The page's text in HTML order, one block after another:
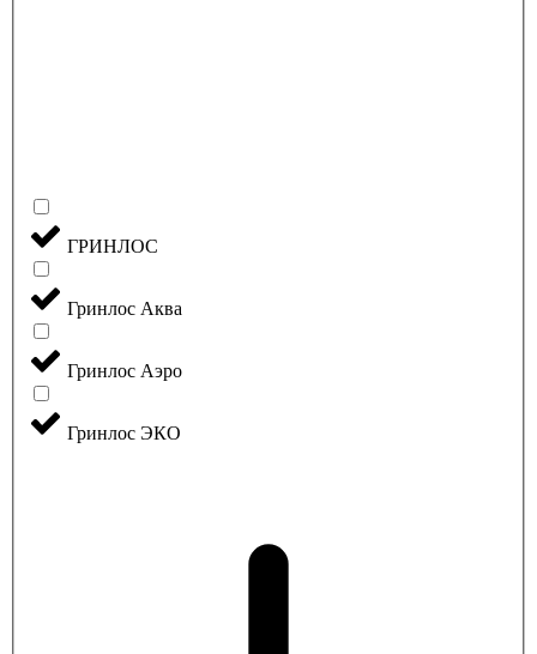
ГРИНЛОС
Гринлос Аква
Гринлос Аэро
Гринлос ЭКО